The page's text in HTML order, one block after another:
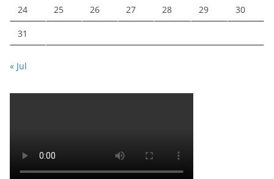
24 25 26 27 28 29 30
31
« Jul